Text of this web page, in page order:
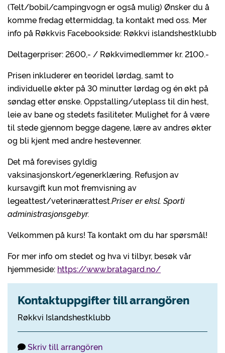
(Telt/bobil/campingvogn er også mulig) Ønsker du å
komme fredag ettermiddag, ta kontakt med oss. Mer
info på Røkkvis Facebookside: Røkkvi islandshestklubb
Deltagerpriser: 2600,- / Røkkvimedlemmer kr. 2100.-
Prisen inkluderer en teoridel lørdag, samt to
individuelle økter på 30 minutter lørdag og én økt på
søndag etter ønske. Oppstalling/uteplass til din hest,
leie av bane og stedets fasiliteter. Mulighet for å være
til stede gjennom begge dagene, lære av andres økter
og bli kjent med andre hestevenner.
Det må forevises gyldig
vaksinasjonskort/egenerklæring. Refusjon av
kursavgift kun mot fremvisning av
legeattest/veterinærattest.Priser er eksl. Sporti
administrasjonsgebyr.
Velkommen på kurs! Ta kontakt om du har spørsmål!
For mer info om stedet og hva vi tilbyr, besøk vår
hjemmeside: https://www.bratagard.no/
Kontaktuppgifter till arrangören
Røkkvi Islandshestklubb
Skriv till arrangören